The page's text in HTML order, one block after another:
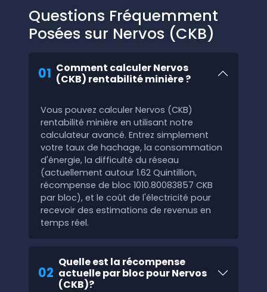
Questions Fréquemment
Posées sur Nervos (CKB)
01 Comment calculer Nervos
(CKB) rentabilité minière ?
Vous pouvez calculer Nervos (CKB)
rentabilité minière en utilisant notre
calculateur avancé. Entrez simplement
votre taux de hachage, la consommation
d'énergie, la difficulté du réseau
(actuellement autour 1.62 Quintillion,
récompense de bloc 1010.80083857 CKB
par bloc), et le coût de l'électricité pour
recevoir des estimations de revenus en
temps réel.
02
Quelle est la récompense
actuelle par bloc pour Nervos
(CKB)?